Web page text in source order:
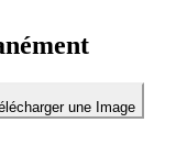
une Image